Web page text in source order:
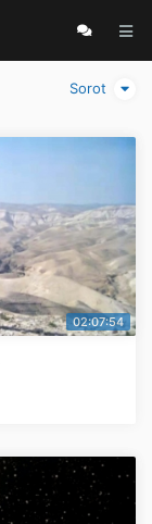
Sorot
02:07:54